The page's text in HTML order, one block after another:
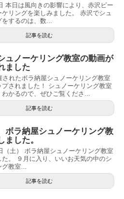
本日は風向きの影響により、赤沢ビー
リングを楽しみました。 赤沢でシュ
をするのは、数...
記事を読む
ュノーケリング教室の動画が
ました
されたボラ納屋シュノーケリング教室
されました！ シュノーケリング教室
わかるので、ぜひご覧くださ...
記事を読む
ラ納屋シュノーケリング教
ました。
（土） ボラ納屋シュノーケリング教室
た。 ９月に入り、いいお天気の中のシ
グ教室...
記事を読む